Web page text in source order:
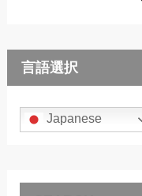
言語選択
Japanese